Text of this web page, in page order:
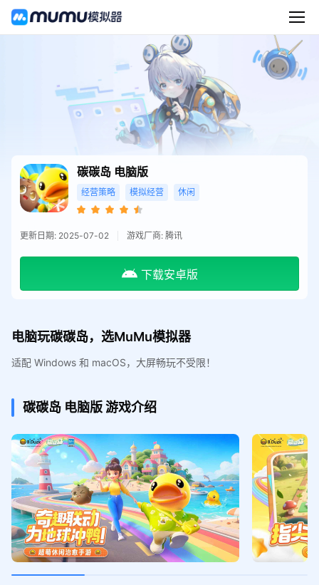
碳碳岛 电脑版
经营策略 模拟经营 休闲
更新日期: 2025-07-02 游戏厂商: 腾讯
下载安卓版
电脑玩碳碳岛，选MuMu模拟器
适配 Windows 和 macOS，大屏畅玩不受限！
碳碳岛 电脑版游戏介绍